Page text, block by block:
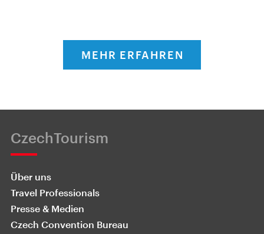
MEHR ERFAHREN
CzechTourism
Über uns
Travel Professionals
Presse & Medien
Czech Convention Bureau